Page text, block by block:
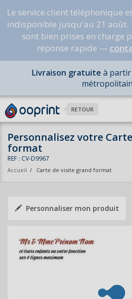
Le service client téléphonique
indisponible jusqu'au 21 août.
sont bien prises en charge
réponse rapide —
Livraison gratuite à partir
RETOUR
Personnalisez votre
format
REF : CV-D9967
Accueil / Carte de visite grand format
Personnaliser mon produit